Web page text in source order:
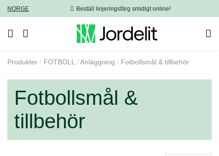
NORGE Beställ linjeringsfärg smidigt online!
Produkter FOTBOLL Anläggning Fotbollsmål & tillbehör
Fotbollsmål &
tillbehör